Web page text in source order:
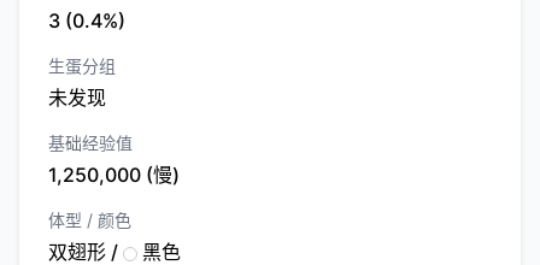
3 (0.4%)
生蛋分组
未发现
基础经验值
1,250,000 (慢)
体型 / 颜色
双翅形 / 黑色